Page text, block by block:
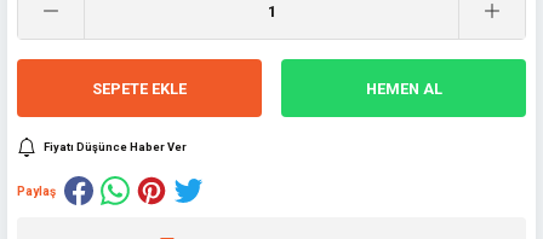
SEPETE EKLE HEMEN AL
Fiyatı Düşünce Haber Ver
Paylaş